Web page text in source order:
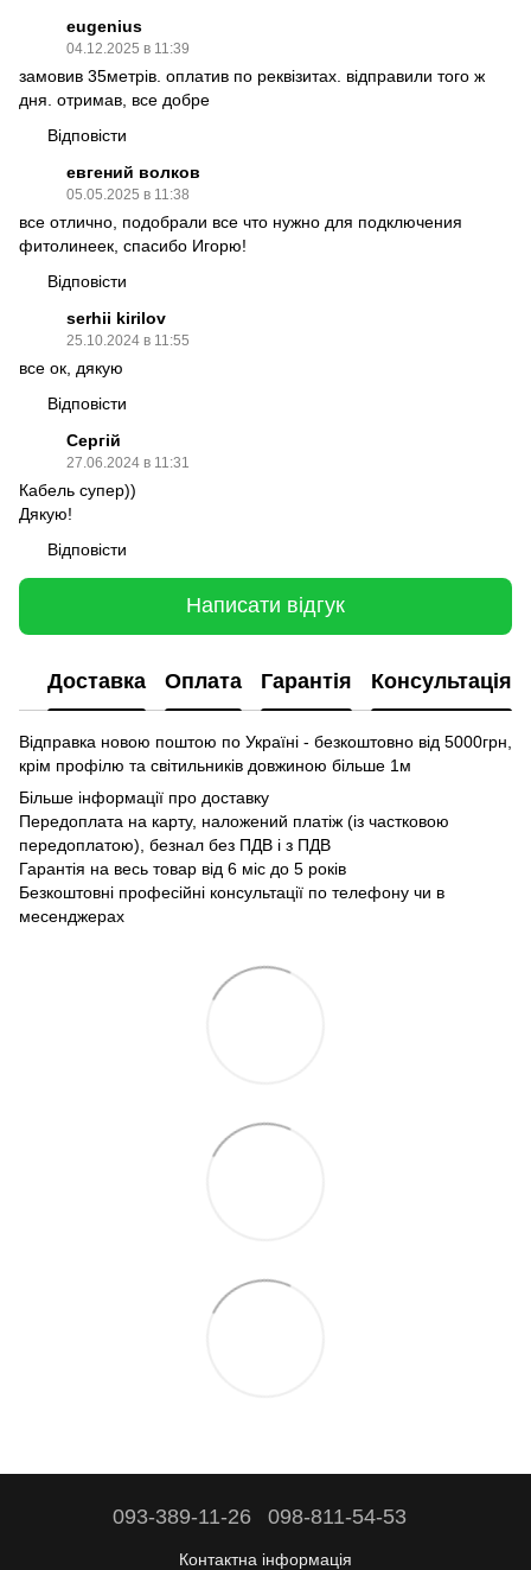
eugenius
04.12.2025 в 11:39
замовив 35метрів. оплатив по реквізитах. відправили того ж
дня. отримав, все добре
Відповісти
евгений волков
05.05.2025 в 11:38
все отлично, подобрали все что нужно для подключения
фитолинеек, спасибо Игорю!
Відповісти
serhii kirilov
25.10.2024 в 11:55
все ок, дякую
Відповісти
Сергій
27.06.2024 в 11:31
Кабель супер))
Дякую!
Відповісти
Написати відгук
Доставка Оплата Гарантія Консультація
Відправка новою поштою по Україні - безкоштовно від 5000грн,
крім профілю та світильників довжиною більше 1м
Більше інформації про доставку
Передоплата на карту, наложений платіж (із частковою
передоплатою), безнал без ПДВ і з ПДВ
Гарантія на весь товар від 6 міс до 5 років
Безкоштовні професійні консультації по телефону чи в
месенджерах
093-389-11-26 098-811-54-53
Контактна інформація